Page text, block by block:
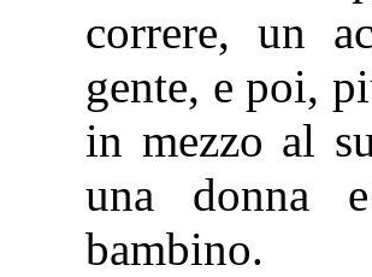
correre, un
gente, e poi,
in mezzo al
una
bambino.